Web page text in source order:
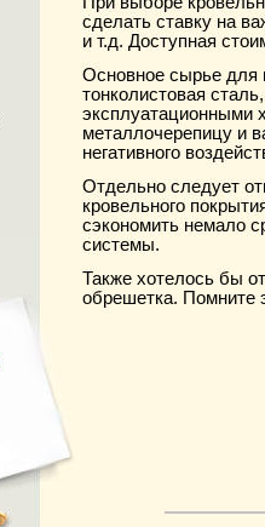
сделать ставку на
и т.д. Доступная
Основное сырье для
тонколистовая
эксплуатационными
металлочерепицу и
негативного
Отдельно следует
кровельного
сэкономить немало
системы.
Также хотелось бы
обрешетка. Помните